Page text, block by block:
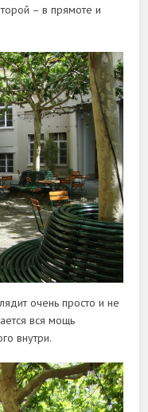
– в прямоте и
очень просто и не
вся мощь
внутри.